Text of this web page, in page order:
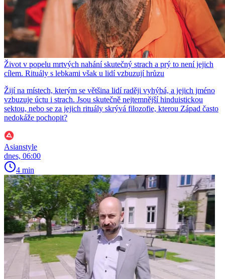
Život v popelu mrtvých nahání skutečný strach a prý to není jejich
cílem. Rituály s lebkami však u lidí vzbuzují hrůzu
Žijí na místech, kterým se většina lidí raději vyhýbá, a jejich jméno
vzbuzuje úctu i strach. Jsou skutečně nejtemnější hinduistickou
sektou, nebo se za jejich rituály skrývá filozofie, kterou Západ často
nedokáže pochopit?
Asianstyle
dnes, 06:00
4 min